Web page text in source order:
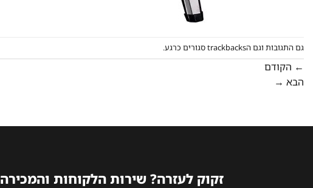
גם התגובות וגם הtrackbacks סגורים כרגע.
← הקודם
הבא →
זקוק לעזרה? שירות הלקוחות והמכירה